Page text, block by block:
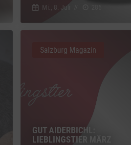
Mi., 8. Juli
GUT AIDERBICHL:
LIEBLINGSTIER MÄRZ
Salzburg Magazin